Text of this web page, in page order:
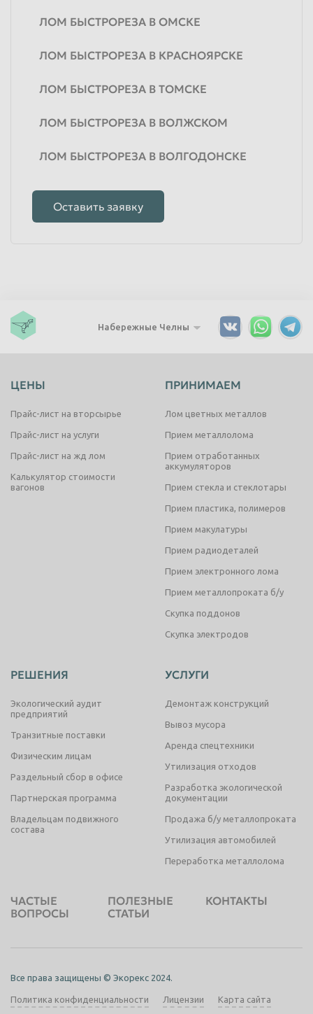
ЛОМ БЫСТРОРЕЗА В ОМСКЕ
ЛОМ БЫСТРОРЕЗА В КРАСНОЯРСКЕ
ЛОМ БЫСТРОРЕЗА В ТОМСКЕ
ЛОМ БЫСТРОРЕЗА В ВОЛЖСКОМ
ЛОМ БЫСТРОРЕЗА В ВОЛГОДОНСКЕ
Оставить заявку
Набережные Челны
ЦЕНЫ
Прайс-лист на вторсырье
Прайс-лист на услуги
Прайс-лист на жд лом
Калькулятор стоимости
вагонов
ПРИНИМАЕМ
Лом цветных металлов
Прием металлолома
Прием отработанных
аккумуляторов
Прием стекла и стеклотары
Прием пластика, полимеров
Прием макулатуры
Прием радиодеталей
Прием электронного лома
Прием металлопроката б/у
Скупка поддонов
Скупка электродов
РЕШЕНИЯ
Экологический аудит
предприятий
Транзитные поставки
Физическим лицам
Раздельный сбор в офисе
Партнерская программа
Владельцам подвижного
состава
УСЛУГИ
Демонтаж конструкций
Вывоз мусора
Аренда спецтехники
Утилизация отходов
Разработка экологической
документации
Продажа б/у металлопроката
Утилизация автомобилей
Переработка металлолома
ЧАСТЫЕ
ВОПРОСЫ
ПОЛЕЗНЫЕ
СТАТЬИ
КОНТАКТЫ
Все права защищены © Экорекс 2024.
Политика конфиденциальности Лицензии Карта сайта